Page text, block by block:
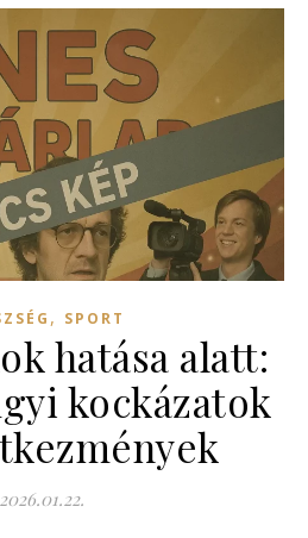
, SPORT
hatása alatt:
kockázatok
2026.01.22.